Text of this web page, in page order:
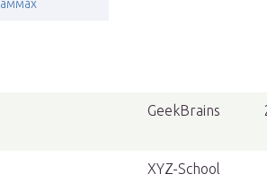
GeekBrains
XYZ-School